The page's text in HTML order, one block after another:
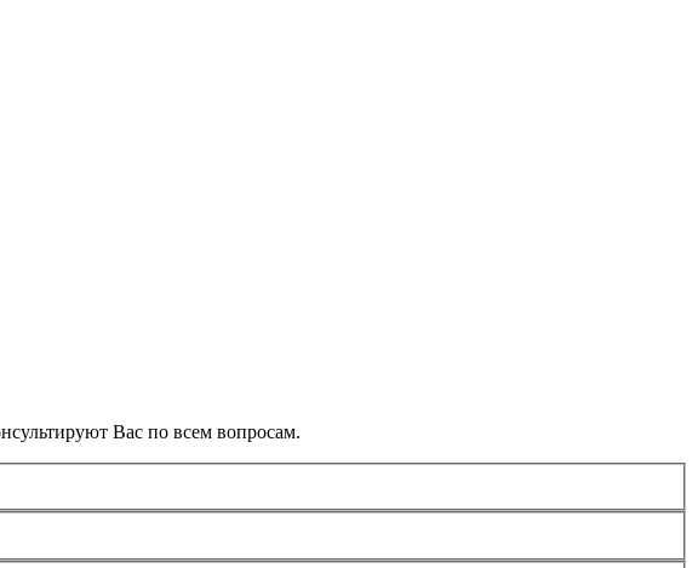
Вас по всем вопросам.